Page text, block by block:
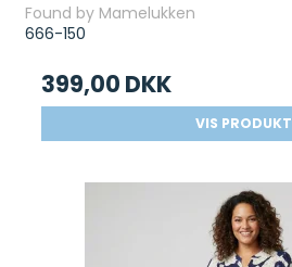
Found by Mamelukken
666-150
399,00 DKK
VIS PRODUKT